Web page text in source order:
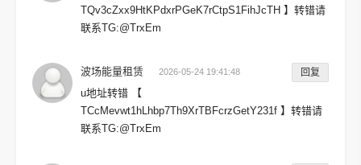
TQv3cZxx9HtKPdxrPGeK7rCtpS1FihJcTH 】转错请
联系TG:@TrxEm
波场能量租赁 2026-05-24 19:41:48 回复
u地址转错 【
TCcMevwt1hLhbp7Th9XrTBFcrzGetY231f 】转错请
联系TG:@TrxEm